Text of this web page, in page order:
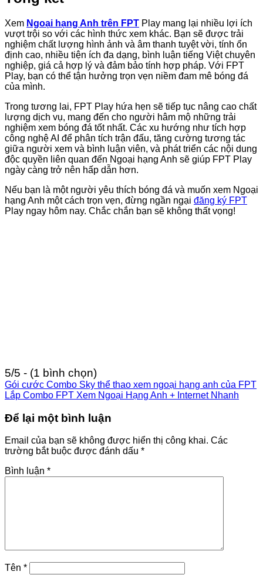
Xem Ngoại hạng Anh trên FPT Play mang lại nhiều lợi ích
vượt trội so với các hình thức xem khác. Bạn sẽ được trải
nghiệm chất lượng hình ảnh và âm thanh tuyệt vời, tính ổn
định cao, nhiều tiện ích đa dạng, bình luận tiếng Việt chuyên
nghiệp, giá cả hợp lý và đảm bảo tính hợp pháp. Với FPT
Play, bạn có thể tận hưởng trọn vẹn niềm đam mê bóng đá
của mình.
Trong tương lai, FPT Play hứa hẹn sẽ tiếp tục nâng cao chất
lượng dịch vụ, mang đến cho người hâm mộ những trải
nghiệm xem bóng đá tốt nhất. Các xu hướng như tích hợp
công nghệ AI để phân tích trận đấu, tăng cường tương tác
giữa người xem và bình luận viên, và phát triển các nội dung
độc quyền liên quan đến Ngoại hạng Anh sẽ giúp FPT Play
ngày càng trở nên hấp dẫn hơn.
Nếu bạn là một người yêu thích bóng đá và muốn xem Ngoại
hạng Anh một cách trọn vẹn, đừng ngần ngại đăng ký FPT
Play ngay hôm nay. Chắc chắn bạn sẽ không thất vọng!
5/5 - (1 bình chọn)
Gói cước Combo Sky thể thao xem ngoại hạng anh của FPT
Lắp Combo FPT Xem Ngoại Hạng Anh + Internet Nhanh
Để lại một bình luận
Email của bạn sẽ không được hiển thị công khai. Các
trường bắt buộc được đánh dấu *
Bình luận *
Tên *